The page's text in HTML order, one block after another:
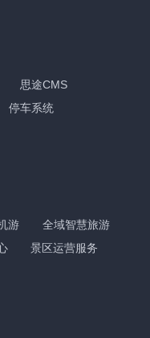
思途CMS
停车系统
游
全域智慧旅游
景区运营服务